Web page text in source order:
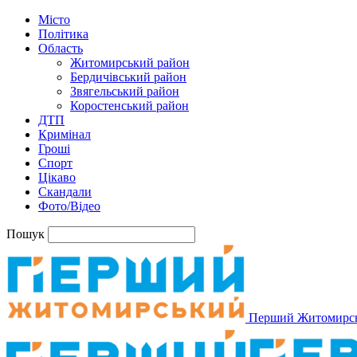
Місто
Політика
Область
Житомирський район
Бердичівський район
Звягельський район
Коростенський район
ДТП
Кримінал
Гроші
Спорт
Цікаво
Скандали
Фото/Відео
Пошук
Перший